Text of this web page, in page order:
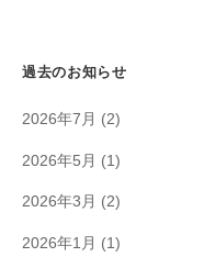
ン
過去のお知らせ
2026年7月 (2)
2026年5月 (1)
2026年3月 (2)
2026年1月 (1)